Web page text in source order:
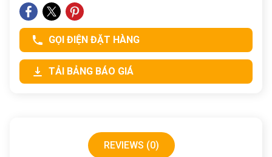
GỌI ĐIỆN ĐẶT HÀNG
TẢI BẢNG BÁO GIÁ
REVIEWS (0)